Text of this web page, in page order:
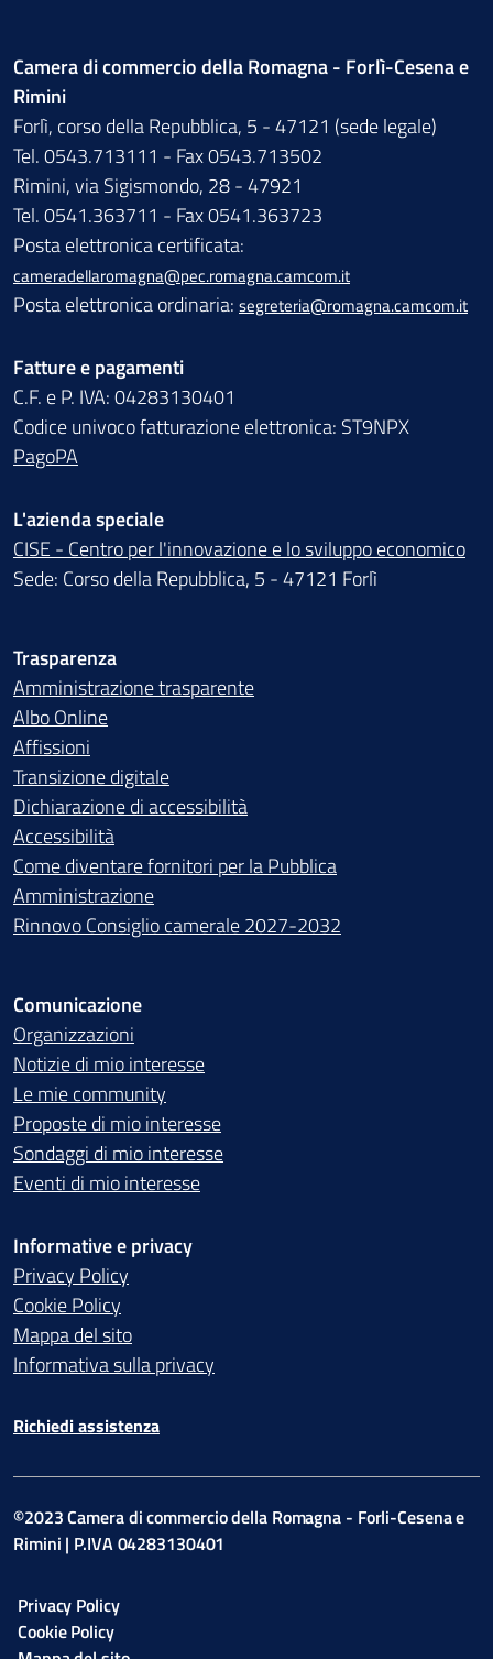
Camera di commercio della Romagna - Forlì-Cesena e
Rimini
Forlì, corso della Repubblica, 5 - 47121 (sede legale)
Tel. 0543.713111 - Fax 0543.713502
Rimini, via Sigismondo, 28 - 47921
Tel. 0541.363711 - Fax 0541.363723
Posta elettronica certificata:
cameradellaromagna@pec.romagna.camcom.it
Posta elettronica ordinaria: segreteria@romagna.camcom.it
Fatture e pagamenti
C.F. e P. IVA: 04283130401
Codice univoco fatturazione elettronica: ST9NPX
PagoPA
L'azienda speciale
CISE - Centro per l'innovazione e lo sviluppo economico
Sede: Corso della Repubblica, 5 - 47121 Forlì
Trasparenza
Amministrazione trasparente
Albo Online
Affissioni
Transizione digitale
Dichiarazione di accessibilità
Accessibilità
Come diventare fornitori per la Pubblica
Amministrazione
Rinnovo Consiglio camerale 2027-2032
Comunicazione
Organizzazioni
Notizie di mio interesse
Le mie community
Proposte di mio interesse
Sondaggi di mio interesse
Eventi di mio interesse
Informative e privacy
Privacy Policy
Cookie Policy
Mappa del sito
Informativa sulla privacy
Richiedi assistenza
©2023 Camera di commercio della Romagna - Forli-Cesena e
Rimini | P.IVA 04283130401
Privacy Policy
Cookie Policy